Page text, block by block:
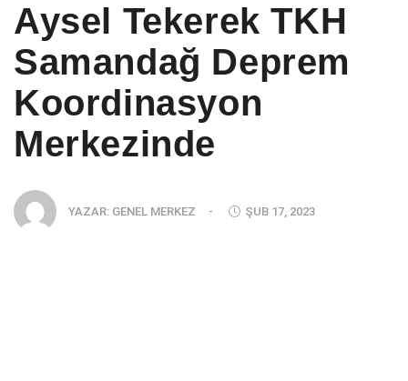
Aysel Tekerek TKH
Samandağ Deprem
Koordinasyon
Merkezinde
YAZAR: GENEL MERKEZ - ŞUB 17, 2023